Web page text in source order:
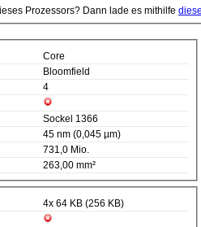
Prozessors? Dann lade es mithilfe
Core
Bloomfield
4
Sockel 1366
45 nm (0,045 µm)
731,0 Mio.
263,00 mm²
4x 64 KB (256 KB)